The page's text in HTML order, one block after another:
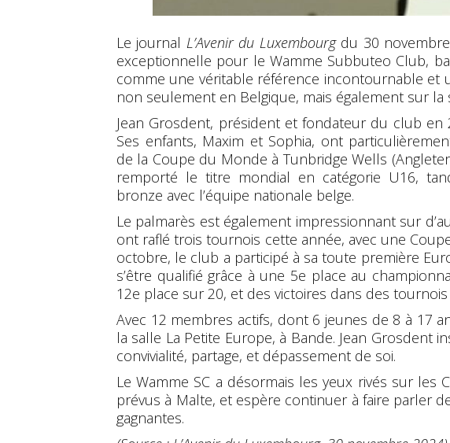
Le journal L’Avenir du Luxembourgdu 30
exceptionnelle pour le Wamme Subbuteo Club,
comme une véritable référence incontournable et
non seulement en Belgique, mais également sur la
Jean Grosdent, président et fondateur du club en
Ses enfants, Maxim et Sophia, ont
de la Coupe du Monde à Tunbridge Wells
remporté le titre mondial en catégorie U16,
bronze avec l’équipe nationale belge.
Le palmarès est également impressionnant sur
ont raflé trois tournois cette année, avec une
octobre, le club a participé à sa toute première
s’être qualifié grâce à une 5e place au
12e place sur 20, et des victoires dans des
Avec 12 membres actifs, dont 6 jeunes de 8 à 17
la salle La Petite Europe, à Bande. Jean Grosdent
convivialité, partage, et dépassement de soi.
Le Wamme SC a désormais les yeux rivés sur les
prévus à Malte, et espère continuer à faire parler
gagnantes.